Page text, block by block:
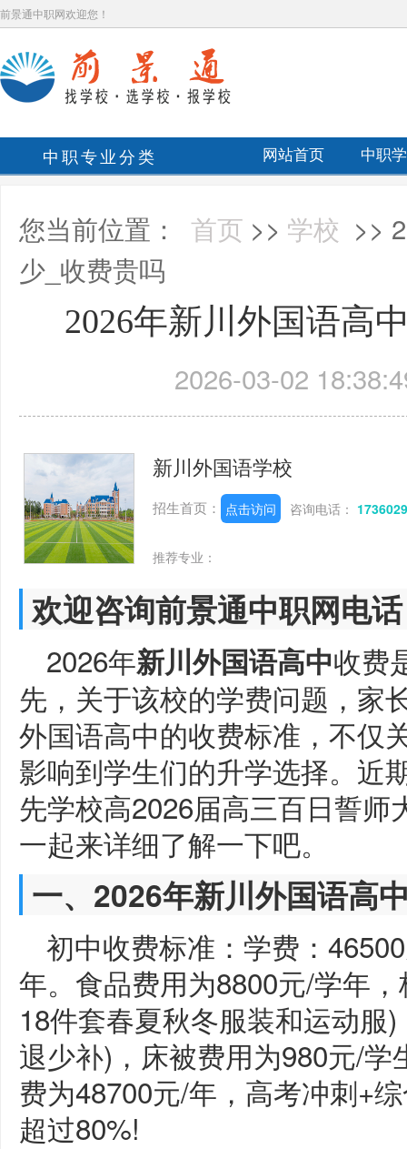
前景通中职网欢迎您！
中职专业分类 网站首页 中职
您当前位置： 首页 >> 学校 >>
少_收费贵吗
2026年新川外国语高
2026-03-02
新川外国语学校
招生首页： 点击访问 咨询电话：
推荐专业：
欢迎咨询前景通中职网电
2026年新川外国语高中收费
先，关于该校的学费问题，家
外国语高中的收费标准，不仅
影响到学生们的升学选择。近
先学校高2026届高三百日誓
一起来详细了解一下吧。
一、2026年新川外国语高
初中收费标准：学费：
年。食品费用为8800元/学年
18件套春夏秋冬服装和运动服
退少补)，床被费用为980元/
费为48700元/年，高考冲刺+
超过80%!